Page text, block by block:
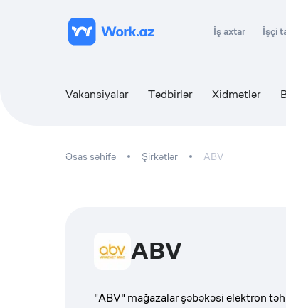
İş axtar İşçi
Vakansiyalar Tədbirlər Xidmətlər
Əsas səhifə Şirkətlər ABV
ABV
"ABV" mağazalar şəbəkəsi elektron